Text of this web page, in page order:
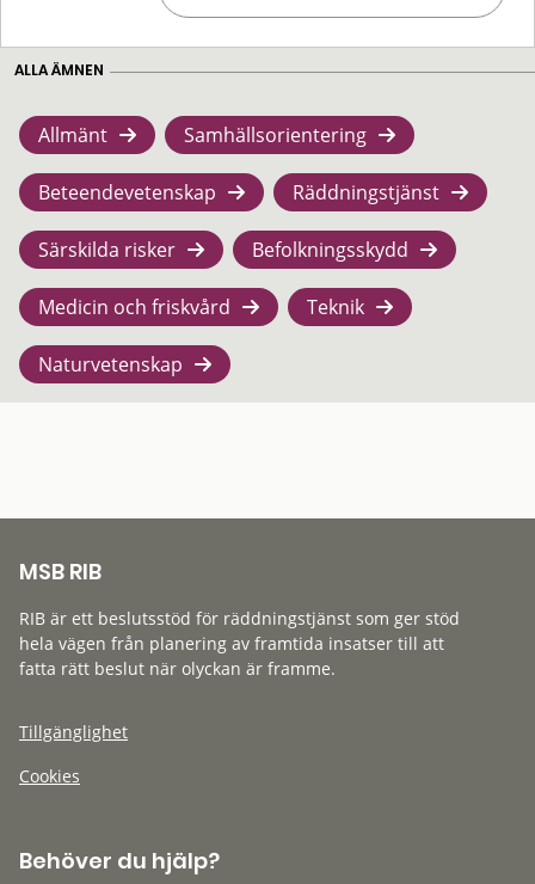
ALLA ÄMNEN
Allmänt Samhällsorientering
Beteendevetenskap Räddningstjänst
Särskilda risker Befolkningsskydd
Medicin och friskvård Teknik
Naturvetenskap
MSB RIB
RIB är ett beslutsstöd för räddningstjänst som ger stöd
hela vägen från planering av framtida insatser till att
fatta rätt beslut när olyckan är framme.
Tillgänglighet
Cookies
Behöver du hjälp?